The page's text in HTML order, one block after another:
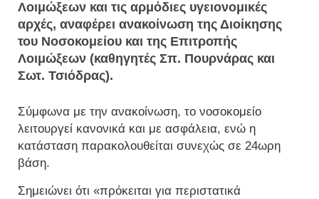
Λοιμώξεων και τις αρμόδιες υγειονομικές
αρχές, αναφέρει ανακοίνωση της Διοίκησης
του Νοσοκομείου και της Επιτροπής
Λοιμώξεων (καθηγητές Σπ. Πουρνάρας και
Σωτ. Τσιόδρας).
Σύμφωνα με την ανακοίνωση, το νοσοκομείο
λειτουργεί κανονικά και με ασφάλεια, ενώ η
κατάσταση παρακολουθείται συνεχώς σε 24ωρη
βάση.
Σημειώνει ότι «πρόκειται για περιστατικά